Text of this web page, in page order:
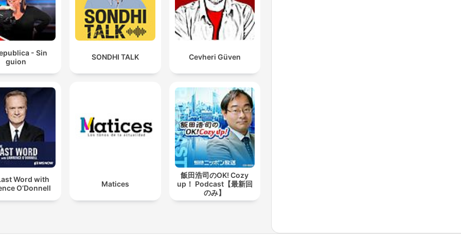
- Sin
guion
SONDHI TALK Cevheri Güven
Word with
O’Donnell
Matices
飯田浩司のOK! Cozy
up！ Podcast【最新回
のみ】